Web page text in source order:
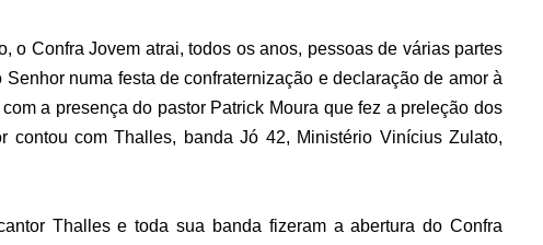
o Confra Jovem atrai, todos os anos, pessoas de várias partes
numa festa de confraternização e declaração de amor à
a presença do pastor Patrick Moura que fez a preleção dos
contou com Thalles, banda Jó 42, Ministério Vinícius Zulato,
Thalles e toda sua banda fizeram a abertura do Confra